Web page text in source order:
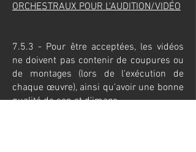
ORCHESTRAUX POUR L'AUDITION/VIDÉO
7.5.3 - Pour être acceptées, les vidéos
ne doivent pas contenir de coupures ou
de montages (lors de l'exécution de
chaque œuvre), ainsi qu'avoir une bonne
qualité de son et d'image.​